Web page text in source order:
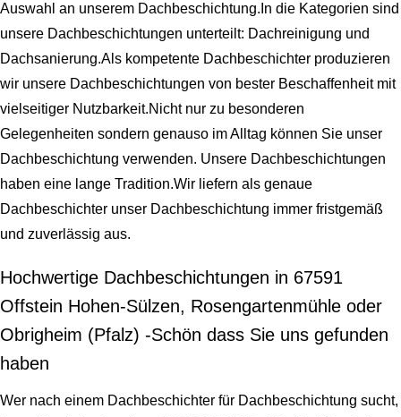
Auswahl an unserem Dachbeschichtung.In die Kategorien sind
unsere Dachbeschichtungen unterteilt: Dachreinigung und
Dachsanierung.Als kompetente Dachbeschichter produzieren
wir unsere Dachbeschichtungen von bester Beschaffenheit mit
vielseitiger Nutzbarkeit.Nicht nur zu besonderen
Gelegenheiten sondern genauso im Alltag können Sie unser
Dachbeschichtung verwenden. Unsere Dachbeschichtungen
haben eine lange Tradition.Wir liefern als genaue
Dachbeschichter unser Dachbeschichtung immer fristgemäß
und zuverlässig aus.
Hochwertige Dachbeschichtungen in 67591
Offstein Hohen-Sülzen, Rosengartenmühle oder
Obrigheim (Pfalz) -Schön dass Sie uns gefunden
haben
Wer nach einem Dachbeschichter für Dachbeschichtung sucht,